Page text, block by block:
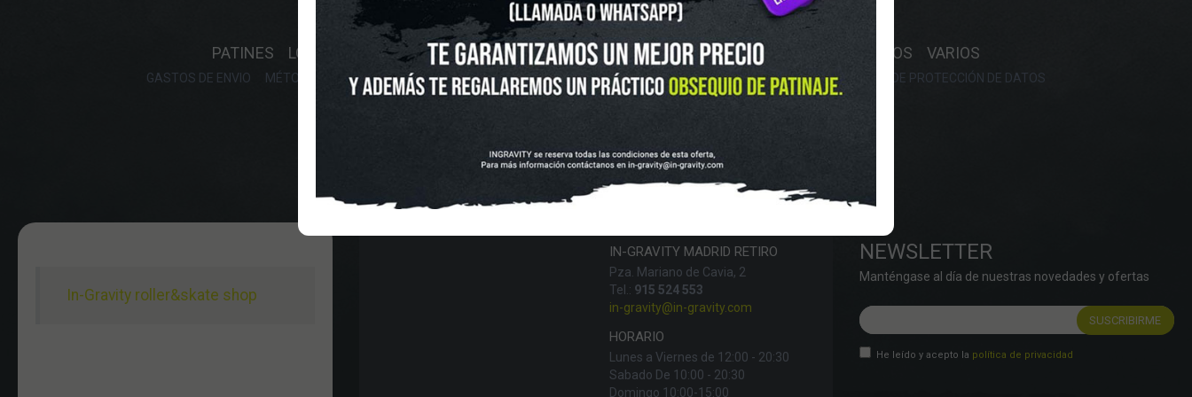
INICIO NOVEDADES CLUBS Y ASOCIACIONES SITUACIÓN Y HORARIO
PATINES LONGBOARD SKATEBOARD SCOOTER PROTECCIONES ACCESORIOS RECAMBIOS VARIOS
GASTOS DE ENVIO MÉTODOS DE PAGO, DEVOLUCIONES Y DATOS DE INTERÉS AVISO LEGAL POLÍTICA DE COOKIES POLÍTICA DE PROTECCIÓN DE DATOS
In-Gravity roller&skate shop
IN-GRAVITY MADRID RETIRO
Pza. Mariano de Cavia, 2
Tel.: 915 524 553
in-gravity@in-gravity.com
HORARIO
Lunes a Viernes de 12:00 - 20:30
Sabado De 10:00 - 20:30
Domingo 10:00-15:00
NEWSLETTER
Manténgase al día de nuestras novedades y ofertas
He leído y acepto la política de privacidad